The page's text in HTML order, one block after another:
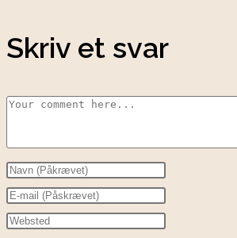
Skriv et svar